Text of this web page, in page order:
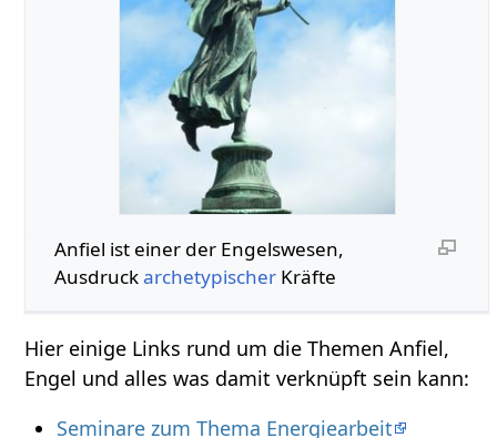
Anfiel ist einer der Engelswesen,
AusdruckarchetypischerKräfte
Hier einige Links rund um die Themen Anfiel,
Engel und alles was damit verknüpft sein kann:
Seminare zum Thema Energiearbeit